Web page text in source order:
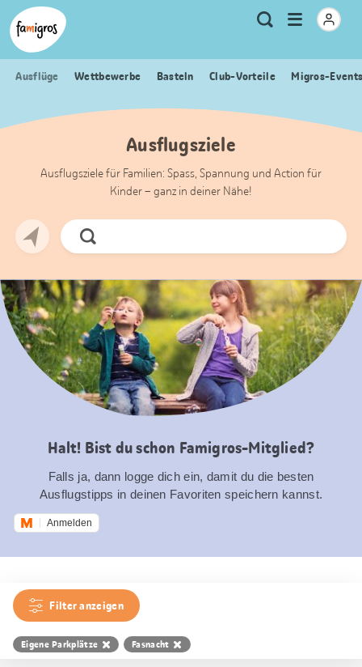
Sprungmarken
Navigation
Header
Logo
Meta
Navigation
Suche
Menu
öffnen
Ausflüge Wettbewerbe Basteln Club-Vorteile Migros-
Ausflugsziele
Ausflugsziele für Familien: Spass, Spannung und Action für
Kinder – ganz in deiner Nähe!
Jetzt
Suchen
Halt! Bist du schon Famigros-Mitglied?
Falls ja, dann logge dich ein, damit du die besten
Ausflugstipps in deinen Favoriten speichern kannst.
Anmelden
Filter anzeigen
Eigene Parkplätze Fasnacht